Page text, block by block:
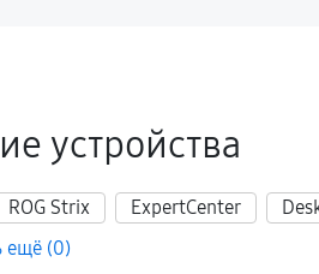
устройства
ROG Strix ExpertCenter
ещё (0)